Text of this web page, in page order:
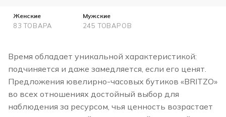
Женские
83 ТОВАРА
Мужские
245 ТОВАРОВ
Время обладает уникальной характеристикой:
подчиняется и даже замедляется, если его ценят.
Предложения ювелирно-часовых бутиков «BRITZO»
во всех отношениях достойный выбор для
наблюдения за ресурсом, чья ценность возрастает